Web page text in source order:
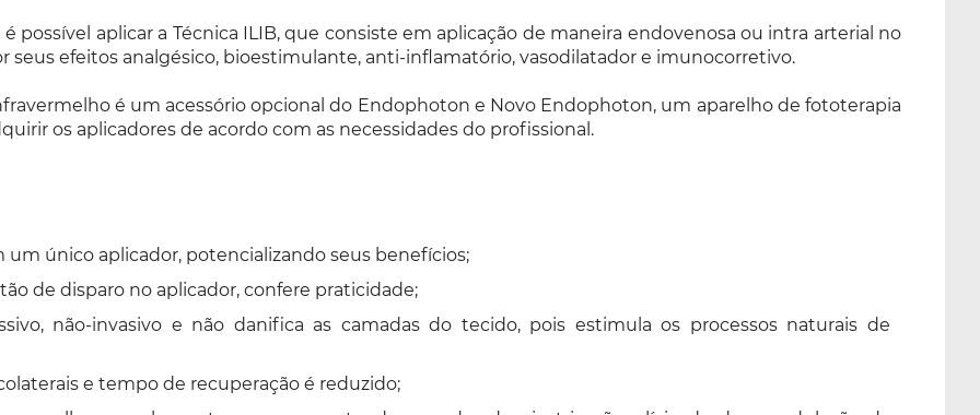
possível aplicar a Técnica ILIB, que consiste em aplicação de maneira endovenosa ou intra arterial no
efeitos analgésico, bioestimulante, anti-inflamatório, vasodilatador e imunocorretivo.
é um acessório opcional do Endophoton e Novo Endophoton, um aparelho de fototerapia
os aplicadores de acordo com as necessidades do profissional.
um único aplicador, potencializando seus benefícios;
de disparo no aplicador, confere praticidade;
não-invasivo e não danifica as camadas do tecido, pois estimula os processos naturais de
e tempo de recuperação é reduzido;